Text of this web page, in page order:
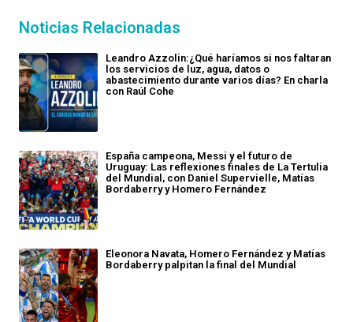
Noticias Relacionadas
Leandro Azzolin:¿Qué haríamos si nos faltaran
los servicios de luz, agua, datos o
abastecimiento durante varios días? En charla
con Raúl Cohe
España campeona, Messi y el futuro de
Uruguay: Las reflexiones finales de La Tertulia
del Mundial, con Daniel Supervielle, Matías
Bordaberry y Homero Fernández
Eleonora Navata, Homero Fernández y Matías
Bordaberry palpitan la final del Mundial